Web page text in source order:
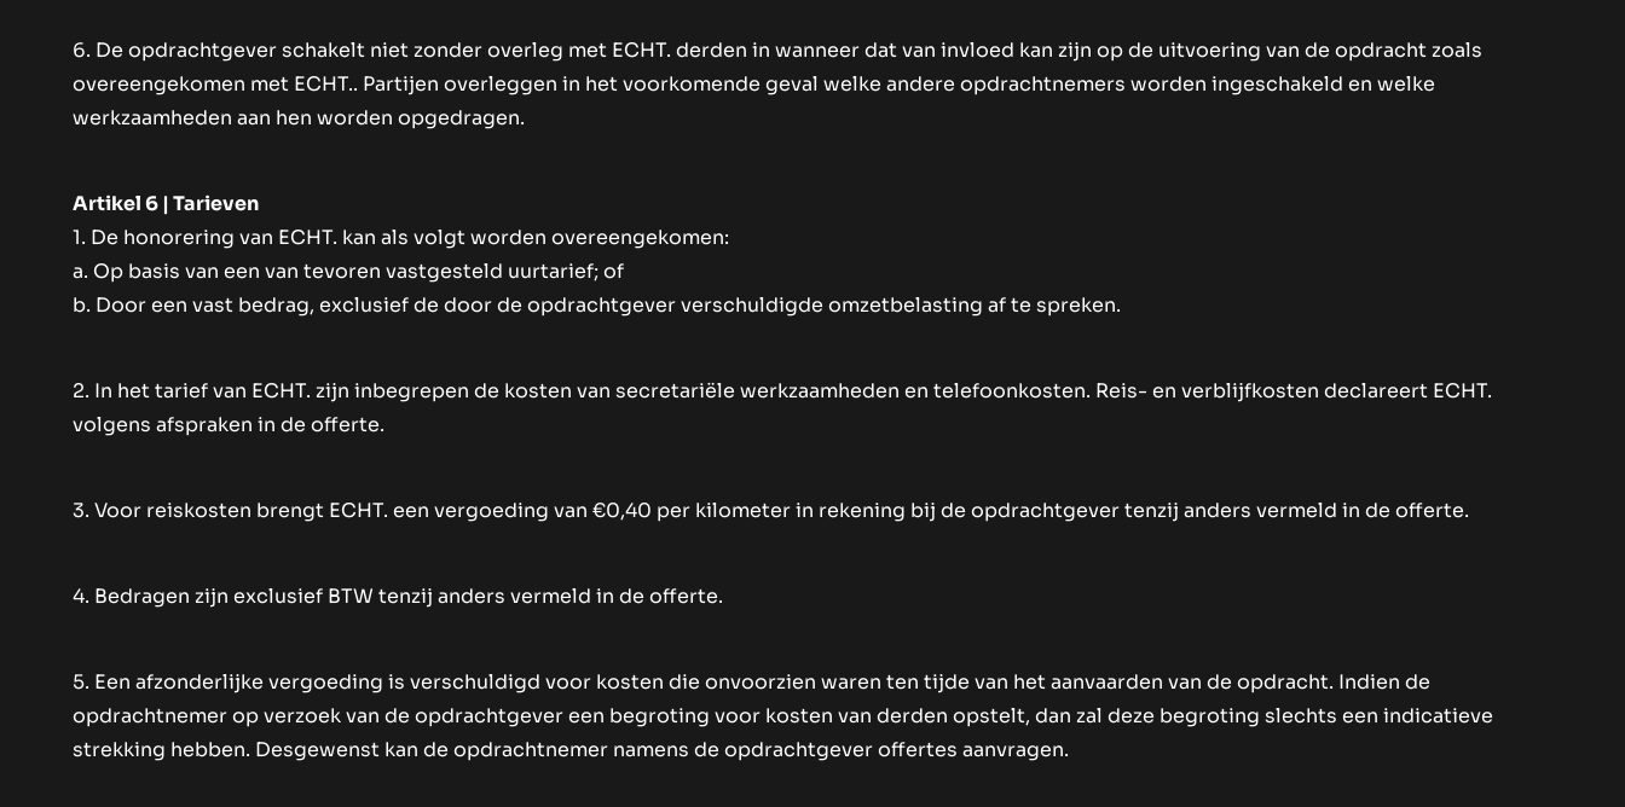
6. De opdrachtgever schakelt niet zonder overleg met ECHT. derden in wanneer dat van invloed kan zijn op de uitvoering van de opdracht zoals
overeengekomen met ECHT.. Partijen overleggen in het voorkomende geval welke andere opdrachtnemers worden ingeschakeld en welke
werkzaamheden aan hen worden opgedragen.
Artikel 6 | Tarieven
1. De honorering van ECHT. kan als volgt worden overeengekomen:
a. Op basis van een van tevoren vastgesteld uurtarief; of
b. Door een vast bedrag, exclusief de door de opdrachtgever verschuldigde omzetbelasting af te spreken.
2. In het tarief van ECHT. zijn inbegrepen de kosten van secretariële werkzaamheden en telefoonkosten. Reis- en verblijfkosten declareert ECHT.
volgens afspraken in de offerte.
3. Voor reiskosten brengt ECHT. een vergoeding van €0,40 per kilometer in rekening bij de opdrachtgever tenzij anders vermeld in de offerte.
4. Bedragen zijn exclusief BTW tenzij anders vermeld in de offerte.
5. Een afzonderlijke vergoeding is verschuldigd voor kosten die onvoorzien waren ten tijde van het aanvaarden van de opdracht. Indien de
opdrachtnemer op verzoek van de opdrachtgever een begroting voor kosten van derden opstelt, dan zal deze begroting slechts een indicatieve
strekking hebben. Desgewenst kan de opdrachtnemer namens de opdrachtgever offertes aanvragen.